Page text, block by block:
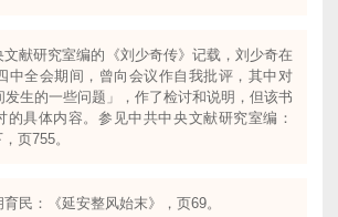
文献研究室编的《刘少奇传》记载，刘少奇在
中全会期间，曾向会议作自我批评，其中对
发生的一些问题」，作了检讨和说明，但该书
的具体内容。参见中共中央文献研究室编：
页755。
民：《延安整风始末》，页69。